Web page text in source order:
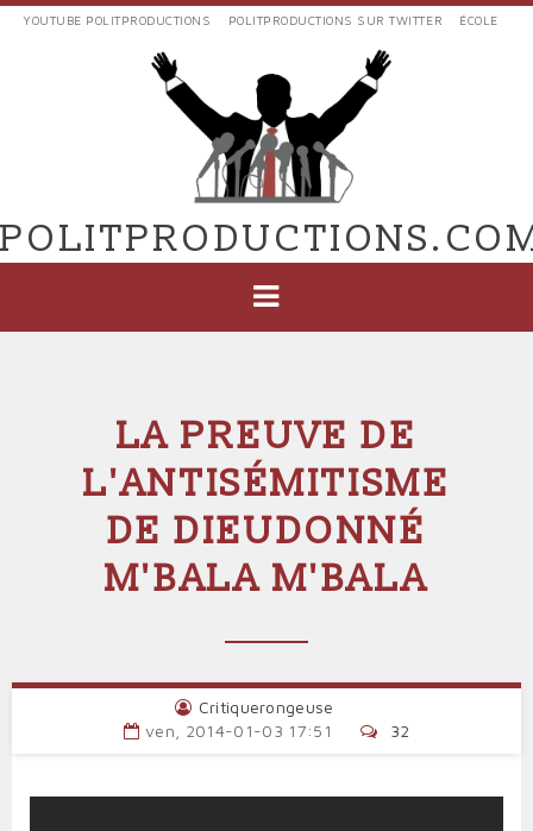
Aller
EXTERNES
POLIT'PRODUCTIONS
YOUTUBE POLITPRODUCTIONS POLITPRODUCTIONS SUR TWITTER ÉCOLE
LA PREUVE DE
L'ANTISÉMITISME
DE DIEUDONNÉ
M'BALA M'BALA
Critiquerongeuse
ven, 2014-01-03 17:51
32